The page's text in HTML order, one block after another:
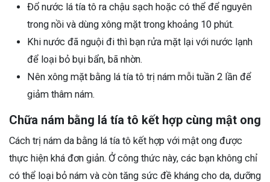
Đổ nước lá tía tô ra chậu sạch hoặc có thể để nguyên
trong nồi và dùng xông mặt trong khoảng 10 phút.
Khi nước đã nguội đi thì bạn rửa mặt lại với nước lạnh
để loại bỏ bụi bẩn, bã nhờn.
Nên xông mặt bằng lá tía tô trị nám mỗi tuần 2 lần để
giảm thâm nám.
Chữa nám bằng lá tía tô kết hợp cùng mật ong
Cách trị nám da bằng lá tía tô kết hợp với mật ong được
thực hiện khá đơn giản. Ở công thức này, các bạn không chỉ
có thể loại bỏ nám và còn tăng sức đề kháng cho da, dưỡng